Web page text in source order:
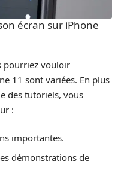
écran sur iPhone
pourriez vouloir
11 sont variées. En plus
des tutoriels, vous
:
importantes.
démonstrations de